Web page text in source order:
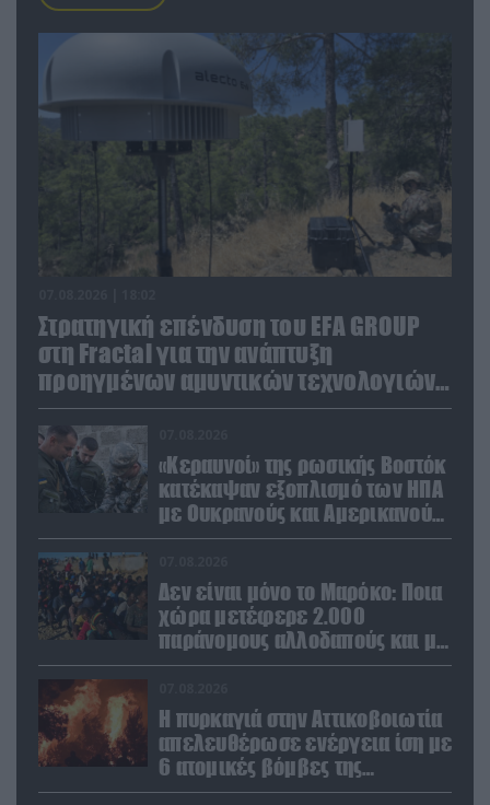
Στρατηγική επένδυση του EFA GROUP
στη Fractal για την ανάπτυξη
προηγμένων αμυντικών τεχνολογιών
σε Ελλάδα και Κύπρο
«Κεραυνοί» της ρωσικής Βοστόκ
κατέκαψαν εξοπλισμό των ΗΠΑ
με Ουκρανούς και Αμερικανούς
μισθοφόρους – Δείτε βίντεο
Δεν είναι μόνο το Μαρόκο: Ποια
χώρα μετέφερε 2.000
παράνομους αλλοδαπούς και με
ναρκωτικά στην Ισπανία
Η πυρκαγιά στην Αττικοβοιωτία
απελευθέρωσε ενέργεια ίση με
6 ατομικές βόμβες της
Χιροσίμα!